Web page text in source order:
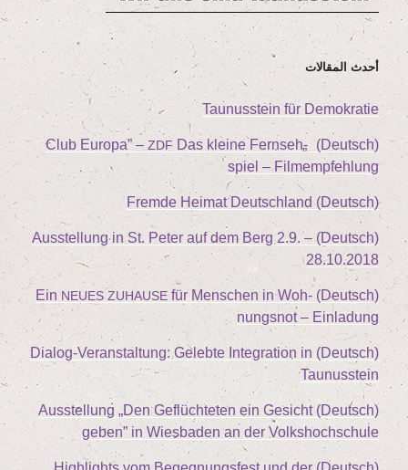
أحدث المقالات
Tau­nus­stein für Demokratie
(Deutsch)
„
Club Euro­pa” – ZDF Das klei­ne Fern­seh­
spiel – Filmempfehlung
(Deutsch) Frem­de Hei­mat Deutschland
(Deutsch) Aus­stel­lung in St. Peter auf dem Berg
2.9. –
28.10.2018
(Deutsch) Ein
NEUES ZUHAUSE für Men­schen in Woh­
nungs­not – Einladung
(Deutsch) Dia­log-Ver­an­stal­tung: Geleb­te Inte­gra­ti­on in
Taunusstein
(Deutsch) Aus­stel­lung
„Den Geflüch­te­ten ein Gesicht
geben” in Wies­ba­den an der Volkshochschule